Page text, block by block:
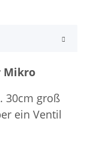
Mikro
30cm groß
ein Ventil